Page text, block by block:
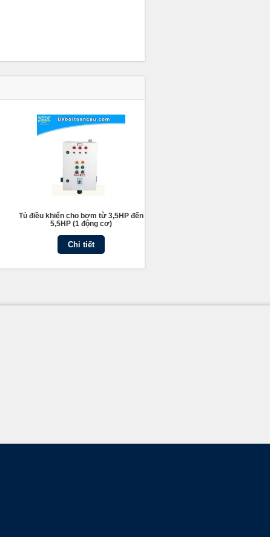
Tủ điều khiển cho bơm từ 3,5HP đến
5,5HP (1 động cơ)
Chi tiết